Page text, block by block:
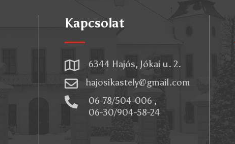
Kapcsolat
 6344 Hajós, Jókai u. 2.
 hajosikastely@gmail.com

06-78/504-006 ,
06-30/904-58-24